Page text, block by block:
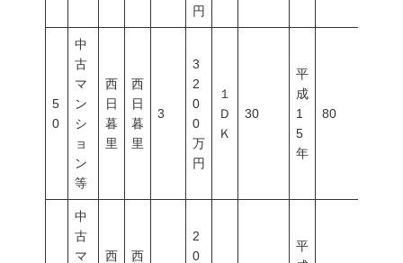
円
5
0
中
古
マ
ン
シ
ョ
ン
等
西
日
暮
里
西
日
暮
里
3
3
2
0
0
万
円
１
Ｄ
Ｋ
30
平
成
1
5
年
80
中
古
マ
西
西
2
0
平